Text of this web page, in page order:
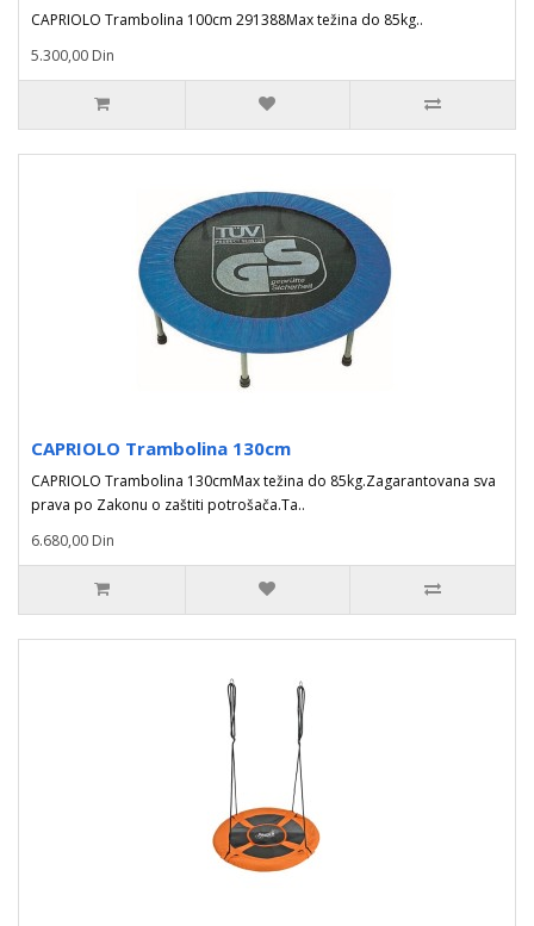
CAPRIOLO Trambolina 100cm 291388Max težina do 85kg..
5.300,00 Din
CAPRIOLO Trambolina 130cm
CAPRIOLO Trambolina 130cmMax težina do 85kg.Zagarantovana sva
prava po Zakonu o zaštiti potrošača.Ta..
6.680,00 Din